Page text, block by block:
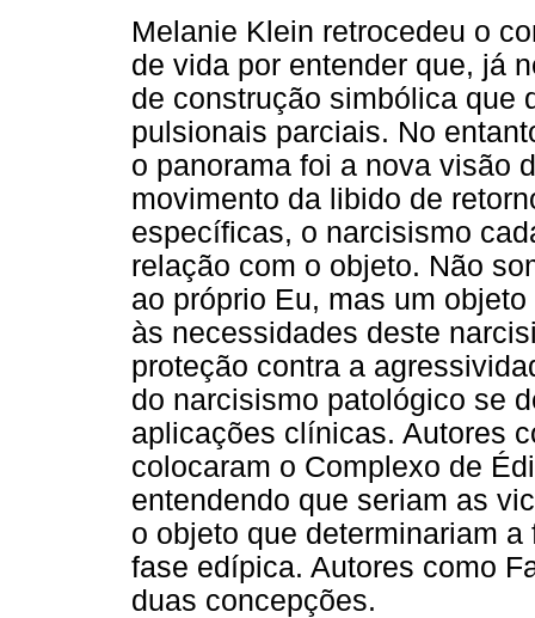
Melanie Klein retrocedeu o
de vida por entender que, já
de construção simbólica que
pulsionais parciais. No
o panorama foi a nova visão
movimento da libido de
específicas, o narcisismo
relação com o objeto. Não
ao próprio Eu, mas um
às necessidades deste
proteção contra a
do narcisismo patológico se
aplicações clínicas. Autores
colocaram o Complexo de
entendendo que seriam as
o objeto que determinariam
fase edípica. Autores como
duas concepções.